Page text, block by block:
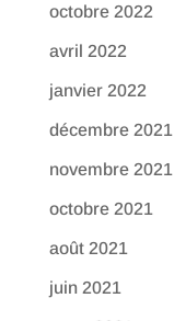
octobre 2022
avril 2022
janvier 2022
décembre 2021
novembre 2021
octobre 2021
août 2021
juin 2021